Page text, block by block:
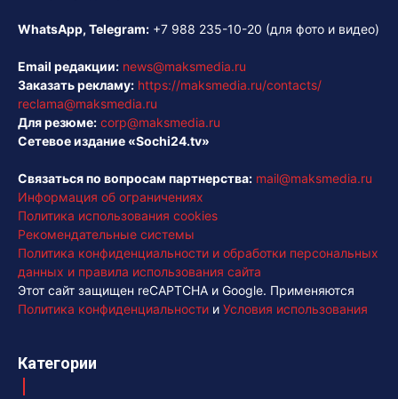
WhatsApp, Telegram: +7 988 235-10-20 (для фото и видео)
Email редакции: news@maksmedia.ru
Заказать рекламу: https://maksmedia.ru/contacts/
reclama@maksmedia.ru
Для резюме: corp@maksmedia.ru
Сетевое издание «Sochi24.tv»
Связаться по вопросам партнерства: mail@maksmedia.ru
Информация об ограничениях
Политика использования cookies
Рекомендательные системы
Политика конфиденциальности и обработки персональных
данных и правила использования сайта
Этот сайт защищен reCAPTCHA и Google. Применяются
Политика конфиденциальности и Условия использования
Категории